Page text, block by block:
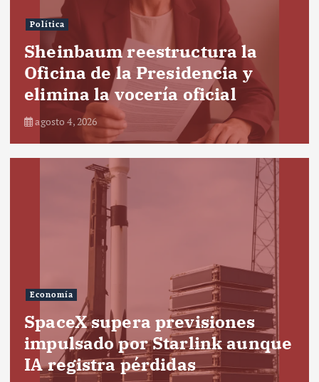
Política
Sheinbaum reestructura la
Oficina de la Presidencia y
elimina la vocería oficial
agosto 4, 2026
Economía
SpaceX supera previsiones
impulsado por Starlink aunque
IA registra pérdidas